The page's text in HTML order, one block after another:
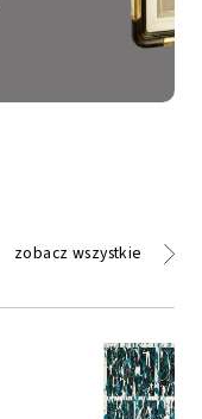
zobacz wszystkie
zobacz wszystkie